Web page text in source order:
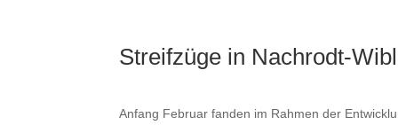
Streifzüge in Nachrodt-
Anfang Feb­ru­ar fan­den im Rah­men der